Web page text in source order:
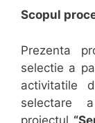
Scopul
Prezenta
selectie a
activitatile
selectare
proiectul